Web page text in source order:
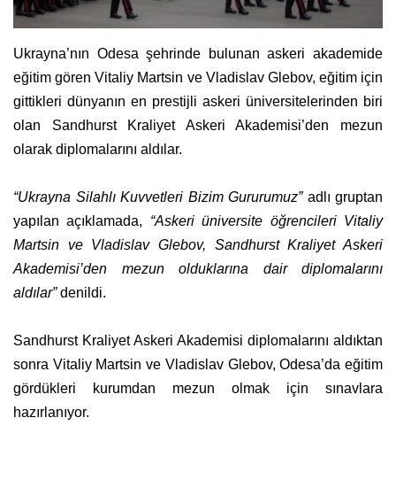
Ukrayna’nın Odesa şehrinde bulunan askeri akademide
eğitim gören Vitaliy Martsin ve Vladislav Glebov, eğitim için
gittikleri dünyanın en prestijli askeri üniversitelerinden biri
olan Sandhurst Kraliyet Askeri Akademisi’den mezun
olarak diplomalarını aldılar.
“Ukrayna Silahlı Kuvvetleri Bizim Gururumuz” adlı gruptan
yapılan açıklamada, “Askeri üniversite öğrencileri Vitaliy
Martsin ve Vladislav Glebov, Sandhurst Kraliyet Askeri
Akademisi’den mezun olduklarına dair diplomalarını
aldılar”denildi.
Sandhurst Kraliyet Askeri Akademisi diplomalarını aldıktan
sonra Vitaliy Martsin ve Vladislav Glebov, Odesa’da eğitim
gördükleri kurumdan mezun olmak için sınavlara
hazırlanıyor.